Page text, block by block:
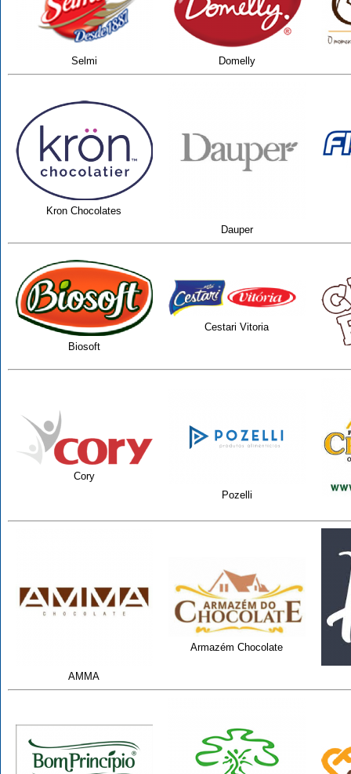
Selmi Domelly
Kron Chocolates
Dauper
Biosoft
Cestari Vitoria
Cory
Pozelli
AMMA
Armazém Chocolate